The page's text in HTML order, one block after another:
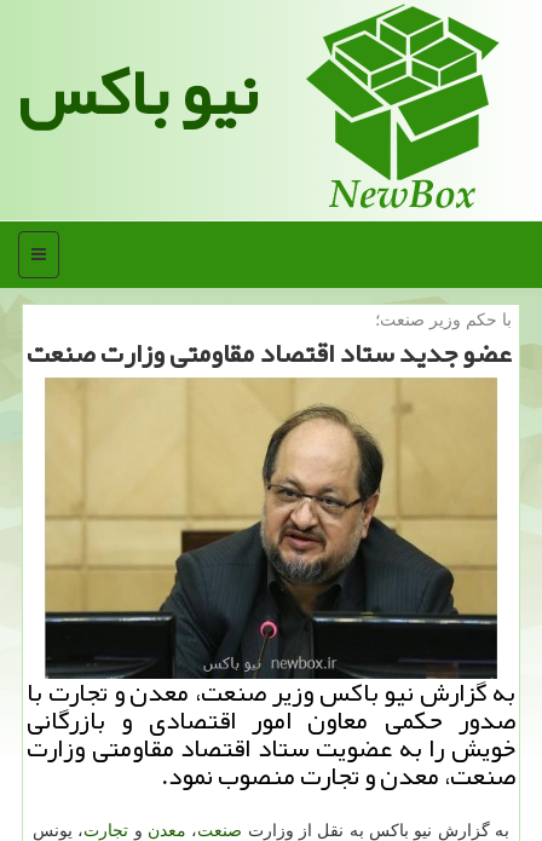
نیو باکس
منو
با حكم وزیر صنعت؛
عضو جدید ستاد اقتصاد مقاومتی وزارت صنعت
به گزارش نیو باكس وزیر صنعت، معدن و تجارت با
صدور حكمی معاون امور اقتصادی و بازرگانی
خویش را به عضویت ستاد اقتصاد مقاومتی وزارت
صنعت، معدن و تجارت منصوب نمود.
به گزارش نیو باكس به نقل از وزارت صنعت، معدن و تجارت، یونس